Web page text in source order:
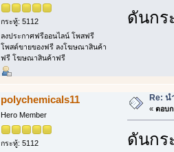
กระทู้: 5112
ลงประกาศฟรีออนไลน์ โพสฟรี
โพสต์ขายของฟรี ลงโฆษณาสินค้า
ฟรี โฆษณาสินค้าฟรี
ดันกร
polychemicals11
Hero Member
กระทู้: 5112
Re: น
« ตอบก
ดันกร